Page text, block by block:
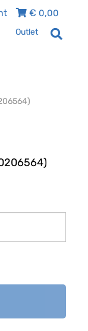
€ 0,00
Outlet